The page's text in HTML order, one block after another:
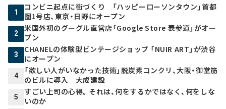
1
コンビニ起点に街づくり 「ハッピーローソンタウン」首都
圏1号店、東京・日野にオープン
2
米国外初のグーグル直営店「Google Store 表参道」がオー
プン
3
CHANELの体験型ビンテージショップ 「NUIR ART」が渋谷
にオープン
4
「欲しい人がいなかった技術」脱炭素コンクリ、大阪・御堂筋
のビルに導入 大成建設
5
すごい上司の心得。それは、何をするかではなく、何をしな
いのか